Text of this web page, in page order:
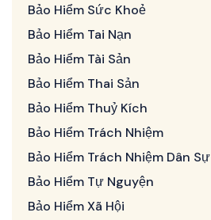
Bảo Hiểm Sức Khoẻ
Bảo Hiểm Tai Nạn
Bảo Hiểm Tài Sản
Bảo Hiểm Thai Sản
Bảo Hiểm Thuỷ Kích
Bảo Hiểm Trách Nhiệm
Bảo Hiểm Trách Nhiệm Dân Sự
Bảo Hiểm Tự Nguyện
Bảo Hiểm Xã Hội